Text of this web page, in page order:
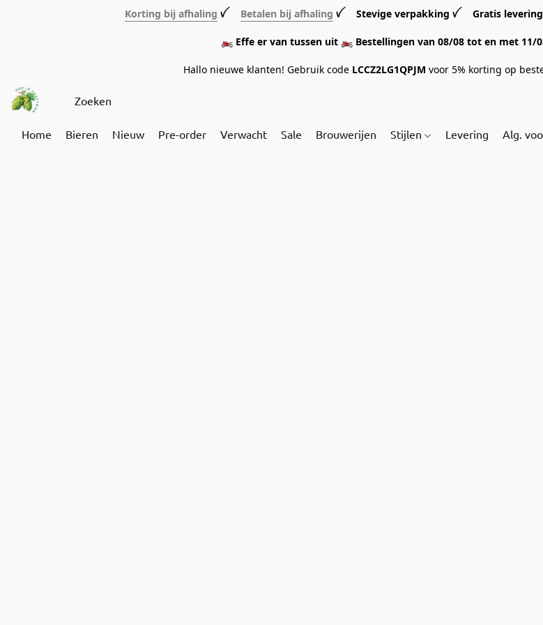
Korting bij afhaling ꪜ Betalen bij afhaling ꪜ Stevige verpakking ꪜ Gratis levering
🏍️ Effe er van tussen uit 🏍️ Bestellingen van 08/08 tot en met 11/
Hallo nieuwe klanten! Gebruik code LCCZ2LG1QPJM voor 5% korting op
Home Bieren Nieuw Pre-order Verwacht Sale Brouwerijen Stijlen Levering Alg.